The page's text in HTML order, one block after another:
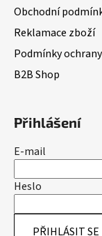
Obchodní
Reklamace zboží
Podmínky
B2B Shop
Přihlášení
E-mail
Heslo
PŘIHLÁSIT SE